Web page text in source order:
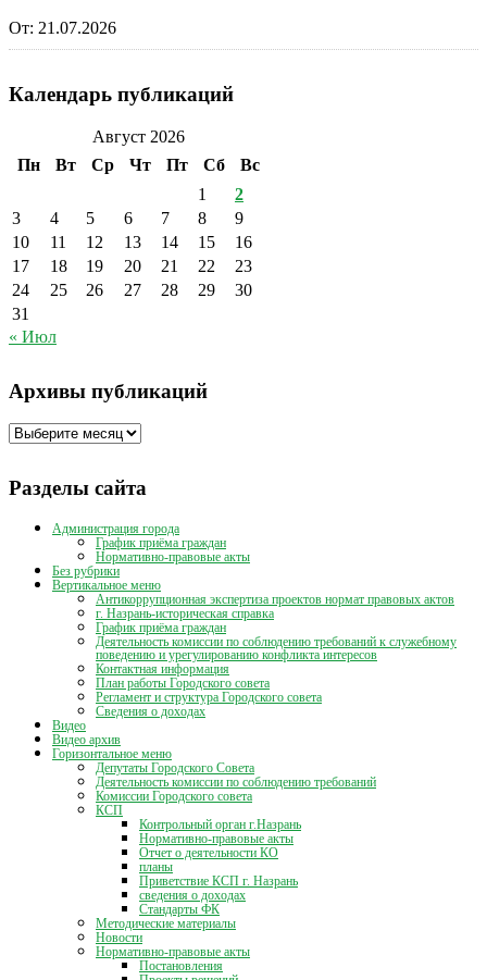
От: 21.07.2026
Календарь публикаций
Август 2026
Пн
Вт Ср Чт Пт Сб
Вс
1
2
3
4 5 6 7 8
9
10
11 12 13 14 15
16
17
18 19 20 21 22
23
24
25 26 27 28 29
30
31
« Июл
Архивы публикаций
Архивы
Разделы сайта
Администрация города
График приёма граждан
Нормативно-правовые акты
Без рубрики
Вертикальное меню
Антикоррупционная экспертиза проектов нормат правовых актов
г. Назрань-историческая справка
График приёма граждан
Деятельность комиссии по соблюдению требований к служебному
поведению и урегулированию конфликта интересов
Контактная информация
План работы Городского совета
Регламент и структура Городского совета
Сведения о доходах
Видео
Видео архив
Горизонтальное меню
Депутаты Городского Совета
Деятельность комиссии по соблюдению требований
Комиссии Городского совета
КСП
Контрольный орган г.Назрань
Нормативно-правовые акты
Отчет о деятельности КО
планы
Приветствие КСП г. Назрань
сведения о доходах
Стандарты ФК
Методические материалы
Новости
Нормативно-правовые акты
Постановления